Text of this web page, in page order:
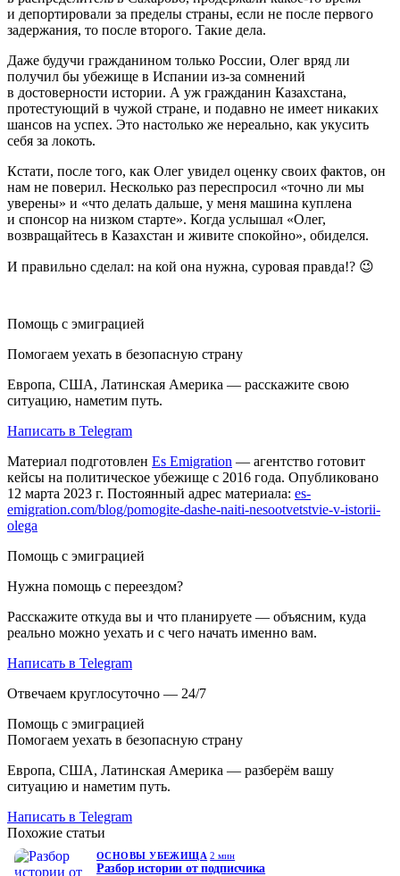
и депортировали за пределы страны, если не после первого
задержания, то после второго. Такие дела.
Даже будучи гражданином только России, Олег вряд ли
получил бы убежище в Испании из-за сомнений
в достоверности истории. А уж гражданин Казахстана,
протестующий в чужой стране, и подавно не имеет никаких
шансов на успех. Это настолько же нереально, как укусить
себя за локоть.
Кстати, после того, как Олег увидел оценку своих фактов, он
нам не поверил. Несколько раз переспросил «точно ли мы
уверены» и «что делать дальше, у меня машина куплена
и спонсор на низком старте». Когда услышал «Олег,
возвращайтесь в Казахстан и живите спокойно», обиделся.
И правильно сделал: на кой она нужна, суровая правда!? 😉
Помощь с эмиграцией
Помогаем уехать в безопасную страну
Европа, США, Латинская Америка — расскажите свою
ситуацию, наметим путь.
Написать в Telegram
Материал подготовлен Es Emigration — агентство готовит
кейсы на политическое убежище с 2016 года. Опубликовано
12 марта 2023 г. Постоянный адрес материала: es-
emigration.com/blog/pomogite-dashe-naiti-nesootvetstvie-v-istorii-
olega
Помощь с эмиграцией
Нужна помощь с переездом?
Расскажите откуда вы и что планируете — объясним, куда
реально можно уехать и с чего начать именно вам.
Написать в Telegram
Отвечаем круглосуточно — 24/7
Помощь с эмиграцией
Помогаем уехать в безопасную страну
Европа, США, Латинская Америка — разберём вашу
ситуацию и наметим путь.
Написать в Telegram
Похожие статьи
ОСНОВЫ УБЕЖИЩА 2 мин
Разбор истории от подписчика